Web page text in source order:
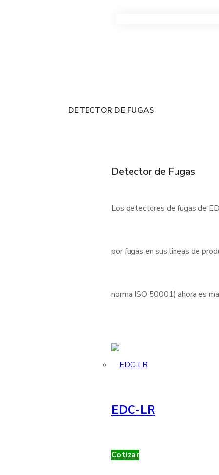
DETECTOR DE FUGAS
Detector de Fugas
Los detectores de fugas de
por fugas en sus lineas de
norma ISO 50001) ahora es
EDC-LR
Cotizar